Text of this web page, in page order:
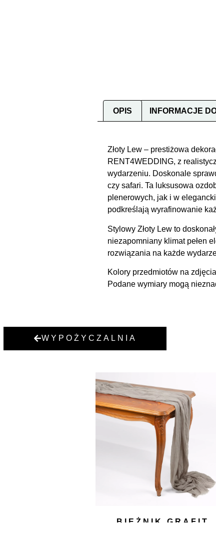
OPIS INFORMACJE
Złoty Lew – prestiżowa
RENT4WEDDING, z
wydarzeniu. Doskonale
czy safari. Ta luksusowa
plenerowych, jak i w
podkreślają wyrafinowanie
Stylowy Złoty Lew to
niezapomniany klimat pełen
rozwiązania na każde
Kolory przedmiotów na
Podane wymiary mogą
WYPOŻYCZALNIA
BIEŻNIK GRAFIT